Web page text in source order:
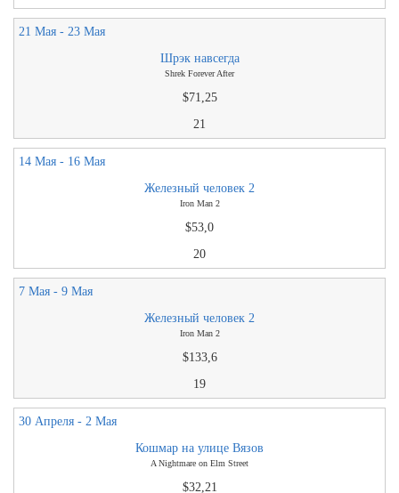
21 Мая - 23 Мая
Шрэк навсегда
Shrek Forever After
$71,25
21
14 Мая - 16 Мая
Железный человек 2
Iron Man 2
$53,0
20
7 Мая - 9 Мая
Железный человек 2
Iron Man 2
$133,6
19
30 Апреля - 2 Мая
Кошмар на улице Вязов
A Nightmare on Elm Street
$32,21